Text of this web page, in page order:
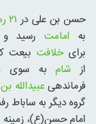
حسن بن علی در ۲۱ رمضان
به امامت رسید
برایخلافت بیعت
از شامبه سوی
فرماندهیعبیدالله
گروه دیگر به ساباط
امام حسن(ع)، زمینه